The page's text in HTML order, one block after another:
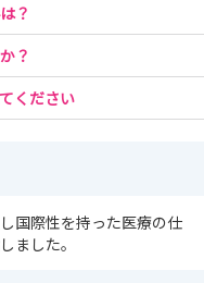
の申し込みは10月よ
。
なる場合があります
？
？
ください
国際性を持った医療の仕
ました。